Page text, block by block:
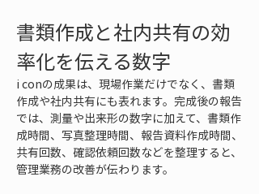
書類作成と社内共有の効
率化を伝える数字
i conの成果は、現場作業だけでなく、書類
作成や社内共有にも表れます。完成後の報告
では、測量や出来形の数字に加えて、書類作
成時間、写真整理時間、報告資料作成時間、
共有回数、確認依頼回数などを整理すると、
管理業務の改善が伝わります。